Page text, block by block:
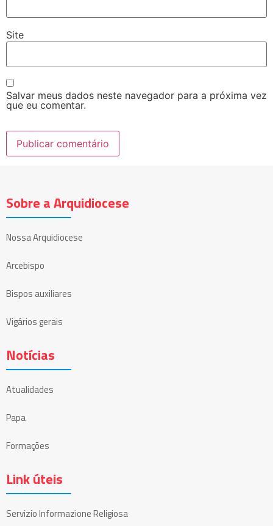
Site
Salvar meus dados neste navegador para a próxima vez
que eu comentar.
Sobre a Arquidiocese
Nossa Arquidiocese
Arcebispo
Bispos auxiliares
Vigários gerais
Notícias
Atualidades
Papa
Formações
Link úteis
Servizio Informazione Religiosa